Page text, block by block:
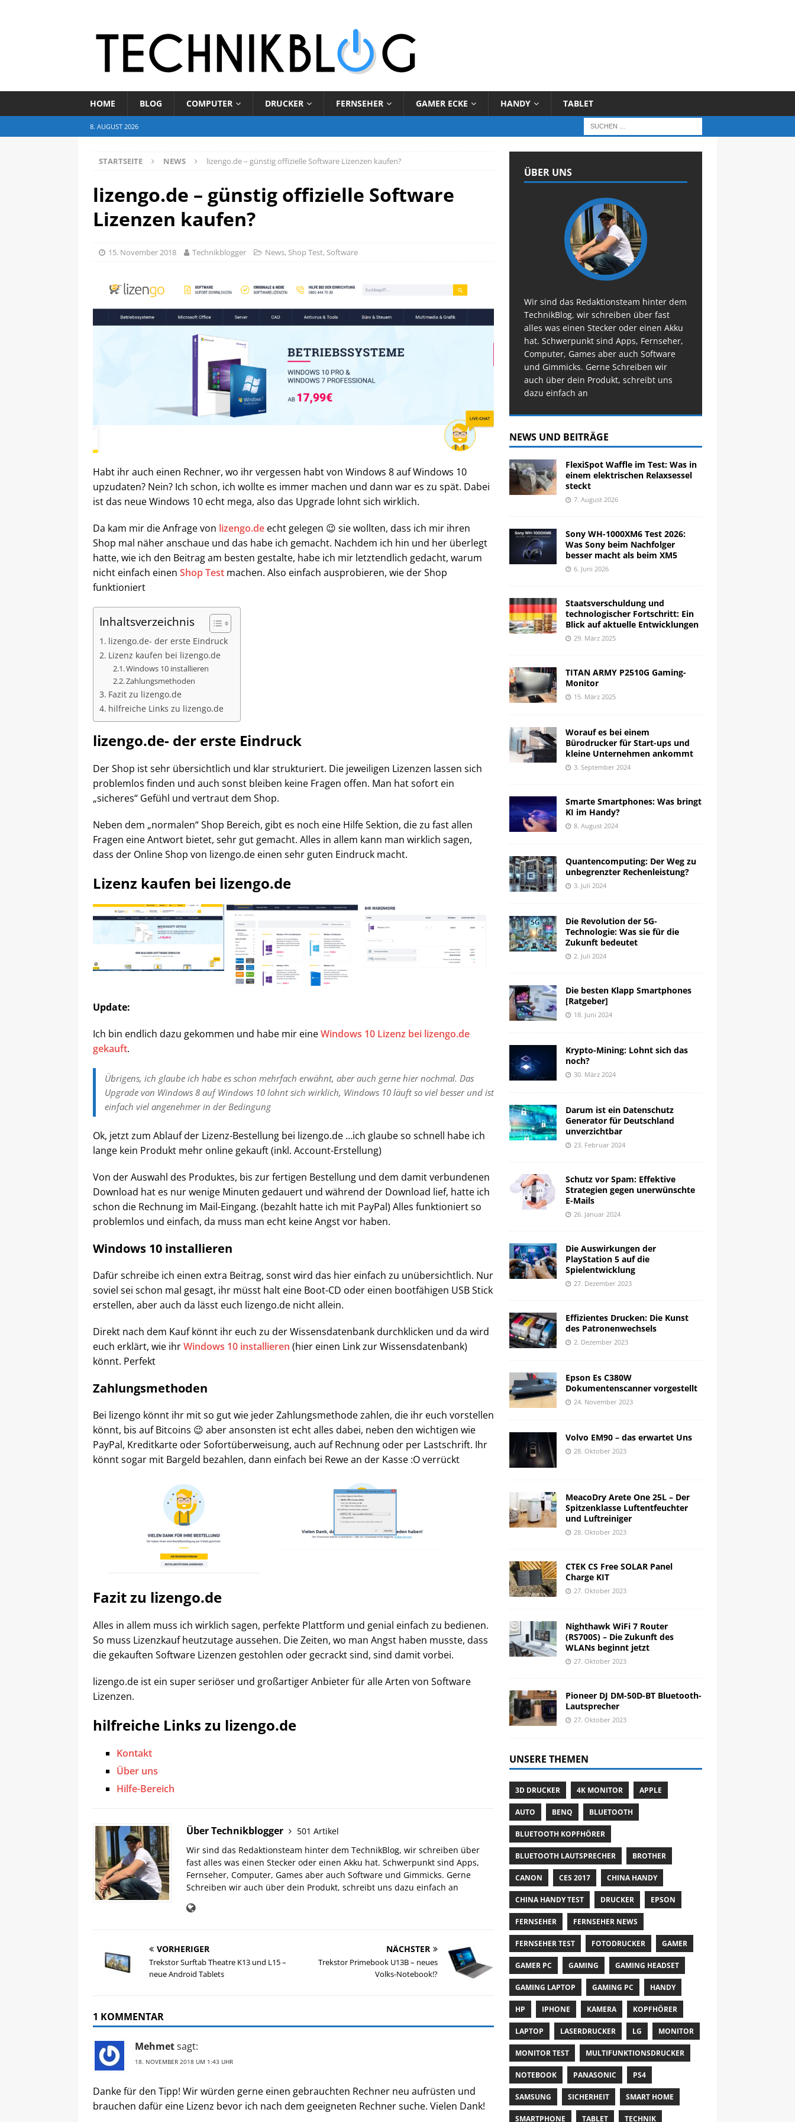
HOME BLOG COMPUTER DRUCKER FERNSEHER GAMER ECKE HANDY TABLET
8. AUGUST 2026
STARTSEITE NEWS lizengo.de – günstig offizielle Software Lizenzen kaufen?
lizengo.de – günstig offizielle Software
Lizenzen kaufen?
15. November 2018 Technikblogger News, Shop Test, Software
Habt ihr auch einen Rechner, wo ihr vergessen habt von Windows 8 auf Windows 10
upzudaten? Nein? Ich schon, ich wollte es immer machen und dann war es zu spät. Dabei
ist das neue Windows 10 echt mega, also das Upgrade lohnt sich wirklich.
Da kam mir die Anfrage von lizengo.de echt gelegen 😉 sie wollten, dass ich mir ihren
Shop mal näher anschaue und das habe ich gemacht. Nachdem ich hin und her überlegt
hatte, wie ich den Beitrag am besten gestalte, habe ich mir letztendlich gedacht, warum
nicht einfach einen Shop Test machen. Also einfach ausprobieren, wie der Shop
funktioniert
Inhaltsverzeichnis
lizengo.de- der erste Eindruck
Lizenz kaufen bei lizengo.de
Windows 10 installieren
Zahlungsmethoden
Fazit zu lizengo.de
hilfreiche Links zu lizengo.de
lizengo.de- der erste Eindruck
Der Shop ist sehr übersichtlich und klar strukturiert. Die jeweiligen Lizenzen lassen sich
problemlos finden und auch sonst bleiben keine Fragen offen. Man hat sofort ein
„sicheres“ Gefühl und vertraut dem Shop.
Neben dem „normalen“ Shop Bereich, gibt es noch eine Hilfe Sektion, die zu fast allen
Fragen eine Antwort bietet, sehr gut gemacht. Alles in allem kann man wirklich sagen,
dass der Online Shop von lizengo.de einen sehr guten Eindruck macht.
Lizenz kaufen bei lizengo.de
Update:
Ich bin endlich dazu gekommen und habe mir eineWindows 10 Lizenz bei lizengo.de
gekauft.
Übrigens, ich glaube ich habe es schon mehrfach erwähnt, aber auch gerne hier nochmal. Das
Upgrade von Windows 8 auf Windows 10 lohnt sich wirklich, Windows 10 läuft so viel besser und ist
einfach viel angenehmer in der Bedingung
Ok, jetzt zum Ablauf der Lizenz-Bestellung bei lizengo.de …ich glaube so schnell habe ich
lange kein Produkt mehr online gekauft (inkl. Account-Erstellung)
Von der Auswahl des Produktes, bis zur fertigen Bestellung und dem damit verbundenen
Download hat es nur wenige Minuten gedauert und während der Download lief, hatte ich
schon die Rechnung im Mail-Eingang. (bezahlt hatte ich mit PayPal) Alles funktioniert so
problemlos und einfach, da muss man echt keine Angst vor haben.
Windows 10 installieren
Dafür schreibe ich einen extra Beitrag, sonst wird das hier einfach zu unübersichtlich. Nur
soviel sei schon mal gesagt, ihr müsst halt eine Boot-CD oder einen bootfähigen USB Stick
erstellen, aber auch da lässt euch lizengo.de nicht allein.
Direkt nach dem Kauf könnt ihr euch zu der Wissensdatenbank durchklicken und da wird
euch erklärt, wie ihrWindows 10 installieren (hier einen Link zur Wissensdatenbank)
könnt. Perfekt
Zahlungsmethoden
Bei lizengo könnt ihr mit so gut wie jeder Zahlungsmethode zahlen, die ihr euch vorstellen
könnt, bis auf Bitcoins 😉 aber ansonsten ist echt alles dabei, neben den wichtigen wie
PayPal, Kreditkarte oder Sofortüberweisung, auch auf Rechnung oder per Lastschrift. Ihr
könnt sogar mit Bargeld bezahlen, dann einfach bei Rewe an der Kasse :O verrückt
Fazit zu lizengo.de
Alles in allem muss ich wirklich sagen, perfekte Plattform und genial einfach zu bedienen.
So muss Lizenzkauf heutzutage aussehen. Die Zeiten, wo man Angst haben musste, dass
die gekauften Software Lizenzen gestohlen oder gecrackt sind, sind damit vorbei.
lizengo.de ist ein super seriöser und großartiger Anbieter für alle Arten von Software
Lizenzen.
hilfreiche Links zu lizengo.de
Kontakt
Über uns
Hilfe-Bereich
Über Technikblogger
501 Artikel
Wir sind das Redaktionsteam hinter dem TechnikBlog, wir schreiben über
fast alles was einen Stecker oder einen Akku hat. Schwerpunkt sind Apps,
Fernseher, Computer, Games aber auch Software und Gimmicks. Gerne
Schreiben wir auch über dein Produkt, schreibt uns dazu einfach an
VORHERIGER
Trekstor Surftab Theatre K13 und L15 –
neue Android Tablets
NÄCHSTER
Trekstor Primebook U13B – neues
Volks-Notebook!?
1 KOMMENTAR
Mehmetsagt:
18. NOVEMBER 2018 UM 1:43 UHR
Danke für den Tipp! Wir würden gerne einen gebrauchten Rechner neu aufrüsten und
brauchen dafür eine Lizenz bevor ich nach dem geeigneten Rechner suche. Vielen Dank!
ÜBER UNS
Wir sind das Redaktionsteam hinter dem
TechnikBlog, wir schreiben über fast
alles was einen Stecker oder einen Akku
hat. Schwerpunkt sind Apps, Fernseher,
Computer, Games aber auch Software
und Gimmicks. Gerne Schreiben wir
auch über dein Produkt, schreibt uns
dazu einfach an
NEWS UND BEITRÄGE
FlexiSpot Waffle im Test: Was in
einem elektrischen Relaxsessel
steckt
7. August 2026
Sony WH-1000XM6 Test 2026:
Was Sony beim Nachfolger
besser macht als beim XM5
6. Juni 2026
Staatsverschuldung und
technologischer Fortschritt: Ein
Blick auf aktuelle Entwicklungen
29. März 2025
TITAN ARMY P2510G Gaming-
Monitor
15. März 2025
Worauf es bei einem
Bürodrucker für Start-ups und
kleine Unternehmen ankommt
3. September 2024
Smarte Smartphones: Was bringt
KI im Handy?
8. August 2024
Quantencomputing: Der Weg zu
unbegrenzter Rechenleistung?
3. Juli 2024
Die Revolution der 5G-
Technologie: Was sie für die
Zukunft bedeutet
2. Juli 2024
Die besten Klapp Smartphones
[Ratgeber]
18. Juni 2024
Krypto-Mining: Lohnt sich das
noch?
30. März 2024
Darum ist ein Datenschutz
Generator für Deutschland
unverzichtbar
23. Februar 2024
Schutz vor Spam: Effektive
Strategien gegen unerwünschte
E-Mails
26. Januar 2024
Die Auswirkungen der
PlayStation 5 auf die
Spielentwicklung
27. Dezember 2023
Effizientes Drucken: Die Kunst
des Patronenwechsels
2. Dezember 2023
Epson Es C380W
Dokumentenscanner vorgestellt
24. November 2023
Volvo EM90 – das erwartet Uns
28. Oktober 2023
MeacoDry Arete One 25L – Der
Spitzenklasse Luftentfeuchter
und Luftreiniger
28. Oktober 2023
CTEK CS Free SOLAR Panel
Charge KIT
27. Oktober 2023
Nighthawk WiFi 7 Router
(RS700S) – Die Zukunft des
WLANs beginnt jetzt
27. Oktober 2023
Pioneer DJ DM-50D-BT Bluetooth-
Lautsprecher
27. Oktober 2023
UNSERE THEMEN
3D DRUCKER 4K MONITOR APPLE
AUTO BENQ BLUETOOTH
BLUETOOTH KOPFHÖRER
BLUETOOTH LAUTSPRECHER BROTHER
CANON CES 2017 CHINA HANDY
CHINA HANDY TEST DRUCKER EPSON
FERNSEHER FERNSEHER NEWS
FERNSEHER TEST FOTODRUCKER GAMER
GAMER PC GAMING GAMING HEADSET
GAMING LAPTOP GAMING PC HANDY
HP IPHONE KAMERA KOPFHÖRER
LAPTOP LASERDRUCKER LG MONITOR
MONITOR TEST MULTIFUNKTIONSDRUCKER
NOTEBOOK PANASONIC PS4
SAMSUNG SICHERHEIT SMART HOME
SMARTPHONE TABLET TECHNIK